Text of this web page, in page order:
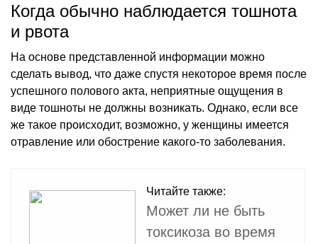
Когда обычно наблюдается тошнота
и рвота
На основе представленной информации можно
сделать вывод, что даже спустя некоторое время после
успешного полового акта, неприятные ощущения в
виде тошноты не должны возникать. Однако, если все
же такое происходит, возможно, у женщины имеется
отравление или обострение какого-то заболевания.
Читайте также:
Может ли не быть
токсикоза во время